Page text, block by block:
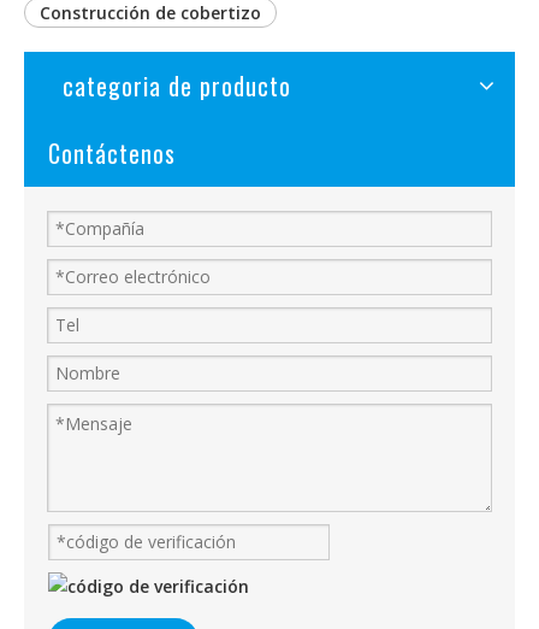
Construcción de cobertizo
categoria de producto
Contáctenos